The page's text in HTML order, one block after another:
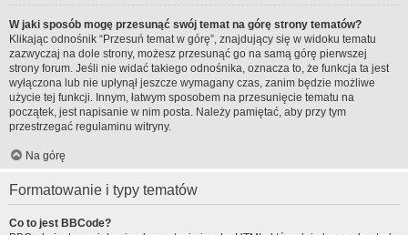
W jaki sposób mogę przesunąć swój temat na górę strony tematów?
Klikając odnośnik “Przesuń temat w górę”, znajdujący się w widoku tematu
zazwyczaj na dole strony, możesz przesunąć go na samą górę pierwszej
strony forum. Jeśli nie widać takiego odnośnika, oznacza to, że funkcja ta jest
wyłączona lub nie upłynął jeszcze wymagany czas, zanim będzie możliwe
użycie tej funkcji. Innym, łatwym sposobem na przesunięcie tematu na
początek, jest napisanie w nim posta. Należy pamiętać, aby przy tym
przestrzegać regulaminu witryny.
Na górę
Formatowanie i typy tematów
Co to jest BBCode?